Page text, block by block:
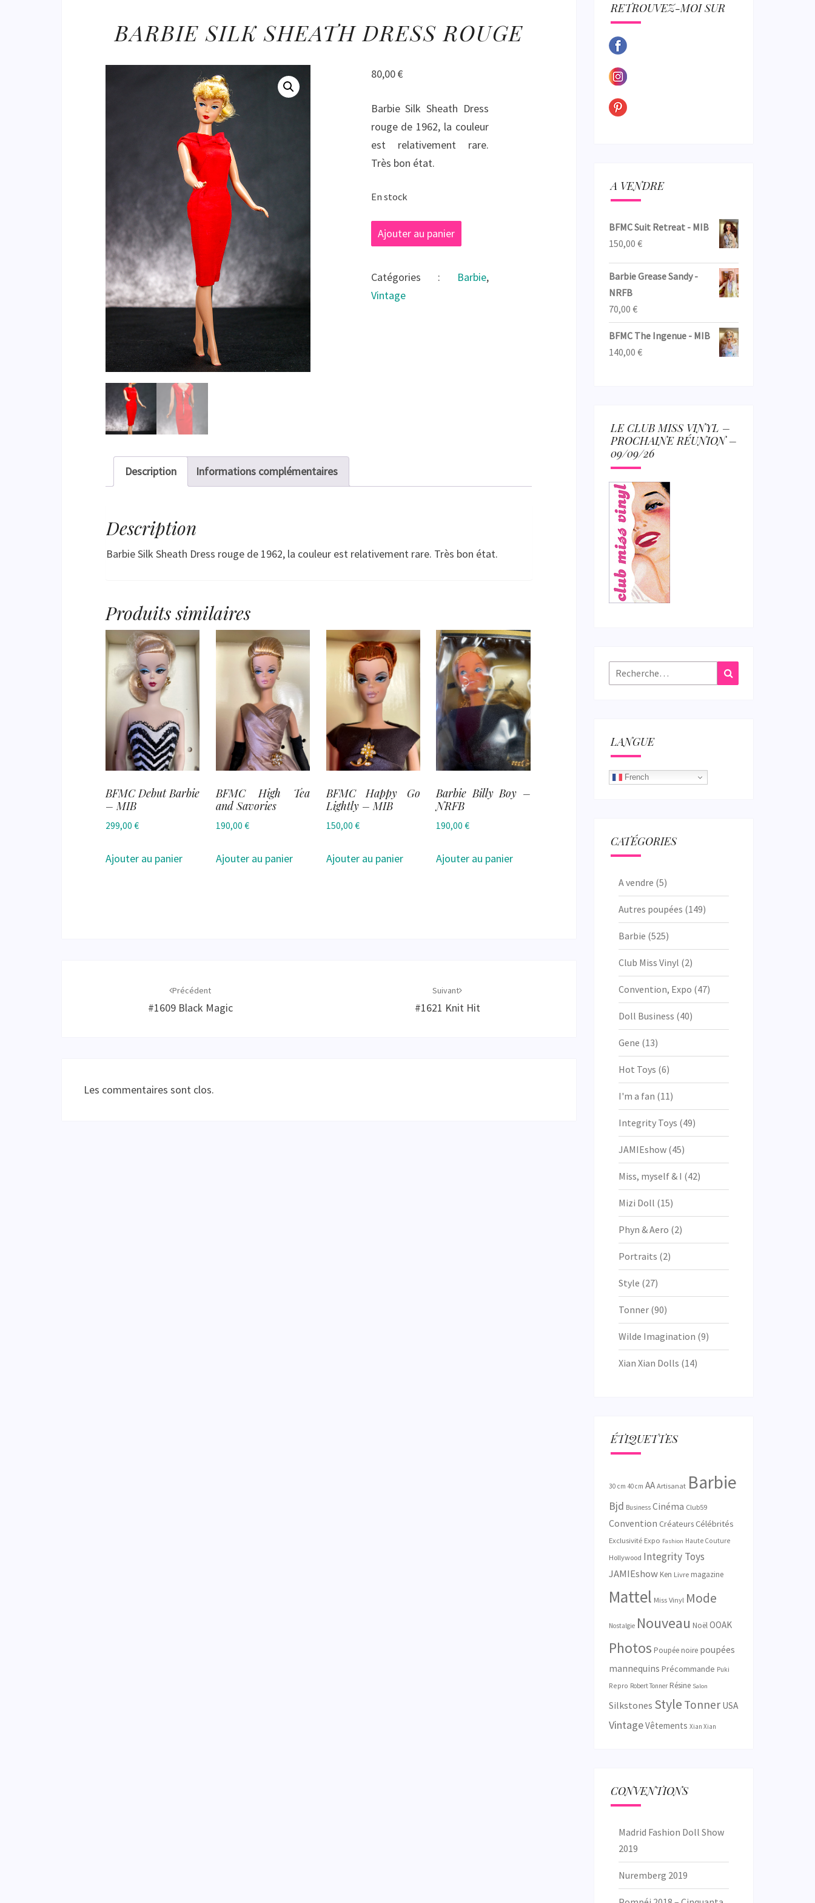
COLLECTION
SILK
BARBIE SILK SHEATH DRESS ROUGE
80,00€
Barbie Silk Sheath Dress
rouge de 1962, la couleur
est relativement rare.
Très bon état.
En stock
quantité
de
Silk
Sheath
Ajouter au panier
Catégories : Barbie,
Vintage
Description Informations complémentaires
Description
Barbie Silk Sheath Dress rouge de 1962, la couleur est relativement rare. Très bon état.
Produits similaires
BFMC Debut Barbie
– MIB
299,00 €
Ajouter au panier
BFMC High Tea
and Savories
190,00 €
Ajouter au panier
BFMC Happy Go
Lightly – MIB
150,00 €
Ajouter au panier
Barbie Billy Boy –
NRFB
190,00€
Ajouter au panier
Précédent
#1609 Black Magic
Suivant
#1621 Knit Hit
Les commentaires sont clos.
RETROUVEZ-MOI SUR
A VENDRE
BFMC Suit Retreat - MIB
150,00 €
Barbie Grease Sandy -
NRFB
70,00 €
BFMC The Ingenue - MIB
140,00 €
LE CLUB MISS VINYL –
PROCHAINE RÉUNION –
09/09/26
Rechercher :
LANGUE
French
CATÉGORIES
A vendre (5)
Autres poupées (149)
Barbie (525)
Club Miss Vinyl (2)
Convention, Expo (47)
Doll Business (40)
Gene (13)
Hot Toys (6)
I'm a fan (11)
Integrity Toys (49)
JAMIEshow(45)
Miss, myself & I (42)
Mizi Doll (15)
Phyn & Aero (2)
Portraits (2)
Style (27)
Tonner(90)
Wilde Imagination (9)
Xian Xian Dolls (14)
ÉTIQUETTES
30 cm 40 cm AA Artisanat Barbie
Bjd Business Cinéma Club59
Convention CréateursCélébrités
Exclusivité Expo Fashion Haute Couture
Hollywood Integrity Toys
JAMIEshow Ken Livre magazine
Mattel Miss Vinyl Mode
Nostalgie Nouveau Noël OOAK
Photos Poupée noire poupées
mannequins Précommande Puki
Repro Robert Tonner Résine Salon
Silkstones Style Tonner USA
VintageVêtements Xian Xian
CONVENTIONS
Madrid Fashion Doll Show
2019
Nuremberg 2019